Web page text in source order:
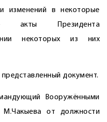
изменений в некоторые
акты Президента
некоторых из них
представленный документ.
Вооружёнными
от должности